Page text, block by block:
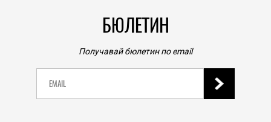
БЮЛЕТИН
Получавай бюлетин по email